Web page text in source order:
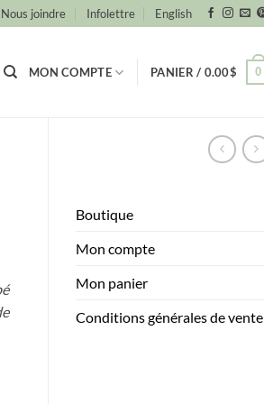
Nous joindre Infolettre English
MON COMPTE PANIER / 0.00$ 0
Boutique
Mon compte
Mon panier
Conditions générales de vente